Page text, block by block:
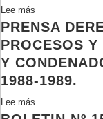
contra
del
(R)
Manuel
y
Lee más
Prensa
Derechos
Humanos;
6.5.3
Procesos
procesados,
PRENSA
PROCESOS
Y
1988-1989.
Lee más